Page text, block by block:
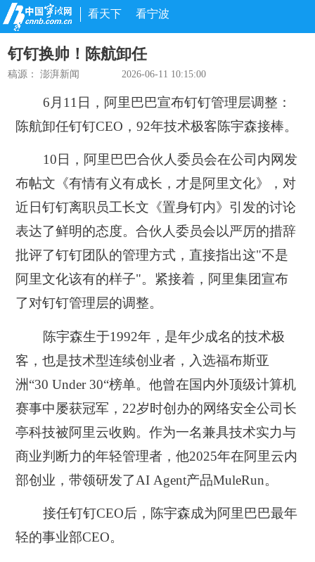
看天下 看宁波
钉钉换帅！陈航卸任
稿源：澎湃新闻 2026-06-11 10:15:00
6月11日，阿里巴巴宣布钉钉管理层调整：
陈航卸任钉钉CEO，92年技术极客陈宇森接棒。
10日，阿里巴巴合伙人委员会在公司内网发
布帖文《有情有义有成长，才是阿里文化》，对
近日钉钉离职员工长文《置身钉内》引发的讨论
表达了鲜明的态度。合伙人委员会以严厉的措辞
批评了钉钉团队的管理方式，直接指出这"不是
阿里文化该有的样子"。紧接着，阿里集团宣布
了对钉钉管理层的调整。
陈宇森生于1992年，是年少成名的技术极
客，也是技术型连续创业者，入选福布斯亚
洲“30 Under 30“榜单。他曾在国内外顶级计算机
赛事中屡获冠军，22岁时创办的网络安全公司长
亭科技被阿里云收购。作为一名兼具技术实力与
商业判断力的年轻管理者，他2025年在阿里云内
部创业，带领研发了AI Agent产品MuleRun。
接任钉钉CEO后，陈宇森成为阿里巴巴最年
轻的事业部CEO。